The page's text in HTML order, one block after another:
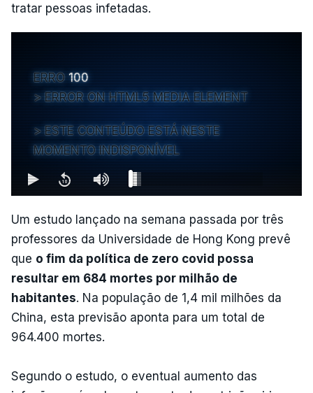
tratar pessoas infetadas.
ERRO 100
ERROR ON HTML5 MEDIA ELEMENT
ESTE CONTEÚDO ESTÁ NESTE
MOMENTO INDISPONÍVEL
Um estudo lançado na semana passada por três
professores da Universidade de Hong Kong prevê
que o fim da política de zero covid possa
resultar em 684 mortes por milhão de
habitantes. Na população de 1,4 mil milhões da
China, esta previsão aponta para um total de
964.400 mortes.
Segundo o estudo, o eventual aumento das